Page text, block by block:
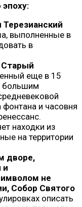
выполненные в
в
Старый
еще в 15
большим
и часовня
находки из
на территории
дворе,
и
не
Собор Святого
описать